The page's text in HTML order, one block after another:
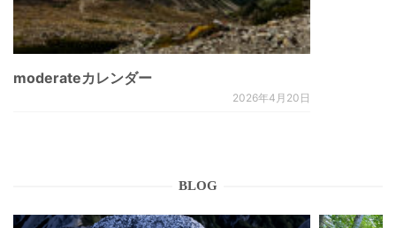
moderateカレンダー
2026年4月20日
BLOG